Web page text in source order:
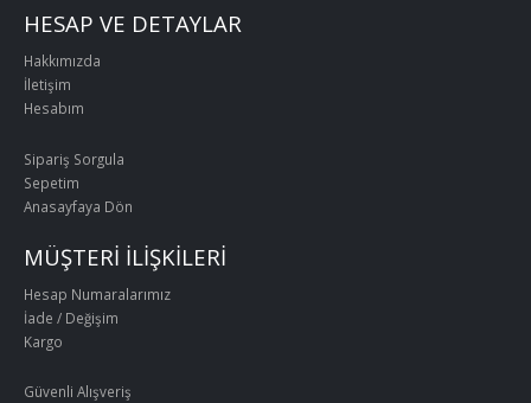
HESAP VE DETAYLAR
Hakkımızda
İletişim
Hesabım
Sipariş Sorgula
Sepetim
Anasayfaya Dön
MÜŞTERİ İLİŞKİLERİ
Hesap Numaralarımız
İade / Değişim
Kargo
Güvenli Alışveriş